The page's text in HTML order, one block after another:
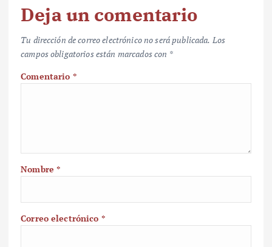
Deja un comentario
Tu dirección de correo electrónico no será publicada. Los
campos obligatorios están marcados con *
Comentario *
Nombre*
Correo electrónico *